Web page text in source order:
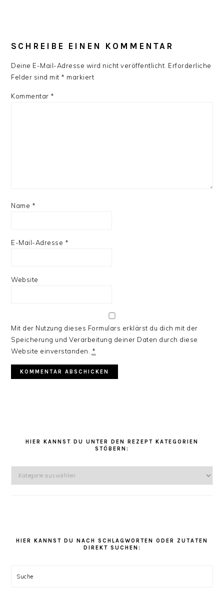
INTERAKTIONEN
SCHREIBE EINEN KOMMENTAR
Deine E-Mail-Adresse wird nicht veröffentlicht. Erforderliche
Felder sind mit * markiert
Kommentar *
Name *
E-Mail-Adresse *
Website
Mit der Nutzung dieses Formulars erklärst du dich mit der
Speicherung und Verarbeitung deiner Daten durch diese
Website einverstanden. *
HIER KANNST DU UNTER DEN REZEPT KATEGORIEN
STÖBERN:
Kategorien
HIER KANNST DU NACH SCHLAGWORTEN ODER ZUTATEN
DIREKT SUCHEN:
Suche